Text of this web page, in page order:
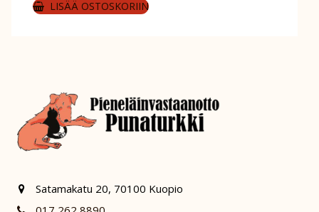
LISÄÄ OSTOSKORIIN
Satamakatu 20, 70100 Kuopio